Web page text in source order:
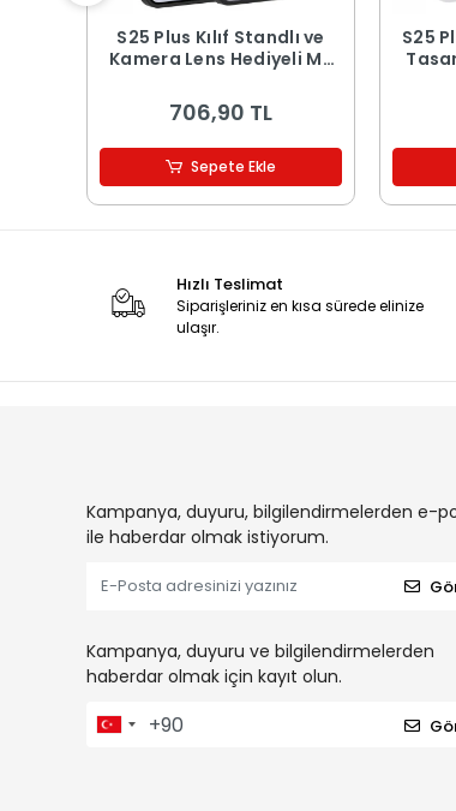
S25 Plus Kılıf Standlı ve
Kamera Lens Hediyeli M-
Kapak
706,90 TL
Sepete Ekle
S25
Hızlı Teslimat
Siparişleriniz en kısa sürede elinize
ulaşır.
Kampanya, duyuru, bilgilendirmelerden e-
ile haberdar olmak istiyorum.
Kampanya, duyuru ve bilgilendirmelerden
haberdar olmak için kayıt olun.